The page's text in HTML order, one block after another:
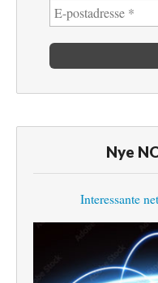
Nye
Interessante